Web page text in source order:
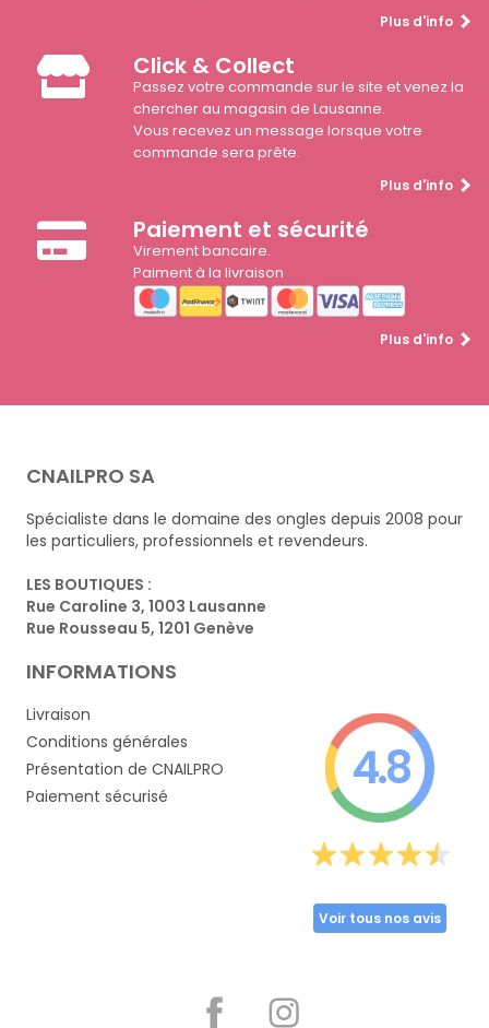
Plus d'info
Click & Collect
Passez votre commande sur le site et venez la
chercher au magasin de Lausanne.
Vous recevez un message lorsque votre
commande sera prête.
Plus d'info
Paiement et sécurité
Virement bancaire.
Paiment à la livraison
Plus d'info
CNAILPRO SA
Spécialiste dans le domaine des ongles depuis 2008 pour
les particuliers, professionnels et revendeurs.
LES BOUTIQUES :
Rue Caroline 3, 1003 Lausanne
Rue Rousseau 5, 1201 Genève
INFORMATIONS
Livraison
Conditions générales
Présentation de CNAILPRO
Paiement sécurisé
4.8
Voir tous nos avis